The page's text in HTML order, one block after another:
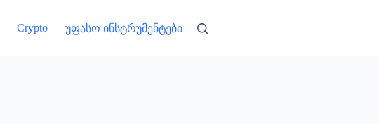
Crypto უფასო ინსტრუმენტები